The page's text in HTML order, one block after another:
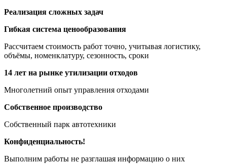
Реализация сложных задач
Гибкая система ценообразования
Рассчитаем стоимость работ точно, учитывая логистику,
объёмы, номенклатуру, сезонность, сроки
14 лет на рынке утилизации отходов
Многолетний опыт управления отходами
Собственное производство
Собственный парк автотехники
Конфиденциальность!
Выполним работы не разглашая информацию о них